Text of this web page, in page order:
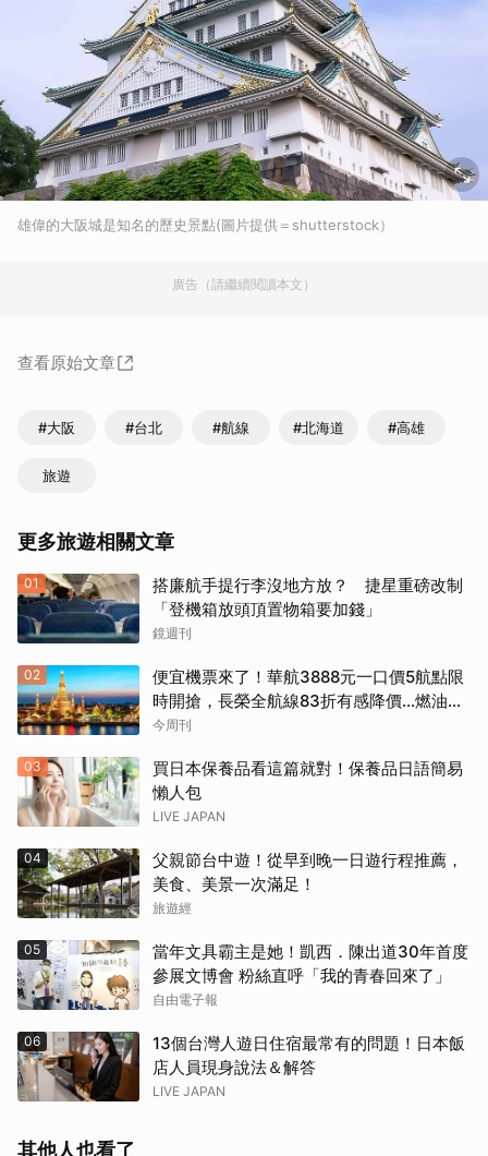
雄偉的大阪城是知名的歷史景點(圖片提供＝shutterstock）
廣告（請繼續閱讀本文）
查看原始文章
#大阪 #台北 #航線 #北海道 #高雄
旅遊
更多旅遊相關文章
01
搭廉航手提行李沒地方放？ 捷星重磅改制
「登機箱放頭頂置物箱要加錢」
鏡週刊
02
便宜機票來了！華航3888元一口價5航點限
時開搶，長榮全航線83折有感降價…燃油稅
8/9調漲早買早省
今周刊
03
買日本保養品看這篇就對！保養品日語簡易
懶人包
LIVE JAPAN
04
父親節台中遊！從早到晚一日遊行程推薦，
美食、美景一次滿足！
旅遊經
05
當年文具霸主是她！凱西．陳出道30年首度
參展文博會 粉絲直呼「我的青春回來了」
自由電子報
06
13個台灣人遊日住宿最常有的問題！日本飯
店人員現身說法＆解答
LIVE JAPAN
其他人也看了